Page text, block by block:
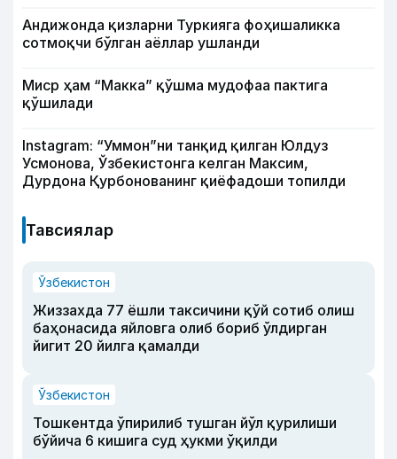
Андижонда қизларни Туркияга фоҳишаликка
сотмоқчи бўлган аёллар ушланди
Миср ҳам “Макка” қўшма мудофаа пактига
қўшилади
Instagram: “Уммон”ни танқид қилган Юлдуз
Усмонова, Ўзбекистонга келган Максим,
Дурдона Қурбонованинг қиёфадоши топилди
Тавсиялар
Ўзбекистон
Жиззахда 77 ёшли таксичини қўй сотиб олиш
баҳонасида яйловга олиб бориб ўлдирган
йигит 20 йилга қамалди
Ўзбекистон
Тошкентда ўпирилиб тушган йўл қурилиши
бўйича 6 кишига суд ҳукми ўқилди